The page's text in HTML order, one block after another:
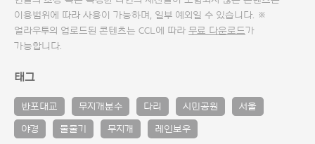
이용범위에 따라 사용이 가능하며, 일부 예외일 수 있습니다. ※
얼라우투의 업로드된 콘텐츠는 CCL에 따라 무료 다운로드가
가능합니다.
태그
반포대교 무지개분수 다리 시민공원 서울
야경 물줄기 무지개 레인보우